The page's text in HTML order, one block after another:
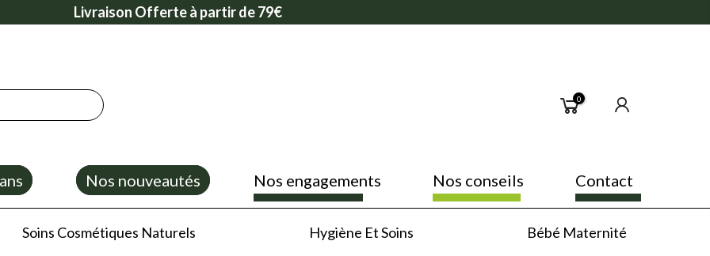
Livraison Offerte à partir de 79€
0
Nos nouveautés Nos engagements Nos conseils Contact
Soins Cosmétiques Naturels Hygiène Et Soins Bébé Maternité